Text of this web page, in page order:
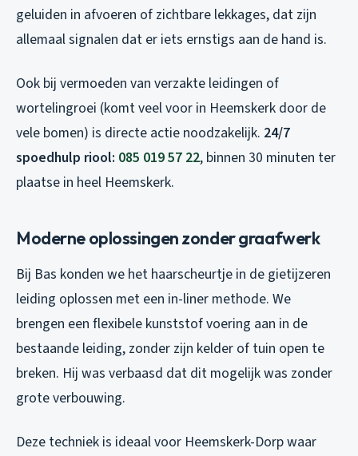
geluiden in afvoeren of zichtbare lekkages, dat zijn
allemaal signalen dat er iets ernstigs aan de hand is.
Ook bij vermoeden van verzakte leidingen of
wortelingroei (komt veel voor in Heemskerk door de
vele bomen) is directe actie noodzakelijk. 24/7
spoedhulp riool: 085 019 57 22, binnen 30 minuten ter
plaatse in heel Heemskerk.
Moderne oplossingen zonder graafwerk
Bij Bas konden we het haarscheurtje in de gietijzeren
leiding oplossen met een in-liner methode. We
brengen een flexibele kunststof voering aan in de
bestaande leiding, zonder zijn kelder of tuin open te
breken. Hij was verbaasd dat dit mogelijk was zonder
grote verbouwing.
Deze techniek is ideaal voor Heemskerk-Dorp waar